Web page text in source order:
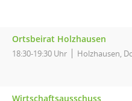
Ortsbeirat Holzhausen
18:30-19:30 Uhr Holzhausen,
Wirtschaftsausschuss